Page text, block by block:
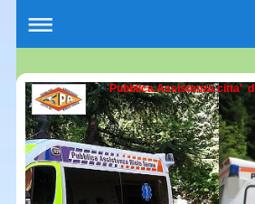
Pubblica Assistenza citta' di